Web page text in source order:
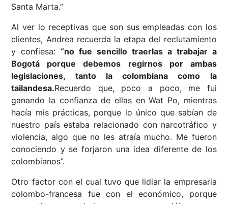
Santa Marta.”
Al ver lo receptivas que son sus empleadas con los
clientes, Andrea recuerda la etapa del reclutamiento
y confiesa:“no fue sencillo traerlas a trabajar a
Bogotá porque debemos regirnos por ambas
legislaciones, tanto la colombiana como la
tailandesa.Recuerdo que, poco a poco, me fui
ganando la confianza de ellas en Wat Po, mientras
hacía mis prácticas, porque lo único que sabían de
nuestro país estaba relacionado con narcotráfico y
violencia, algo que no les atraía mucho. Me fueron
conociendo y se forjaron una idea diferente de los
colombianos”.
Otro factor con el cual tuvo que lidiar la empresaria
colombo-francesa fue con el económico, porque